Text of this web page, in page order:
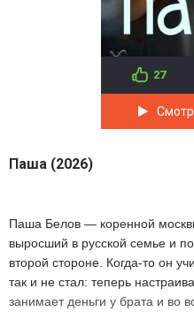
27
Паша (2026)
Паша Белов — коренной
выросший в русской семье и
второй стороне. Когда-то он
так и не стал: теперь
занимает деньги у брата и во